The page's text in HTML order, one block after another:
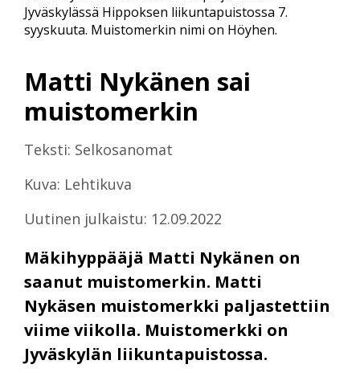
Matti Nykänen sai
muistomerkin
Teksti: Selkosanomat
Kuva: Lehtikuva
Uutinen julkaistu: 12.09.2022
Mäkihyppääjä Matti Nykänen on
saanut muistomerkin. Matti
Nykäsen muistomerkki paljastettiin
viime viikolla. Muistomerkki on
Jyväskylän liikuntapuistossa.
Jyväskylässä Hippoksen liikuntapuistossa 7.
syyskuuta. Muistomerkin nimi on Höyhen.